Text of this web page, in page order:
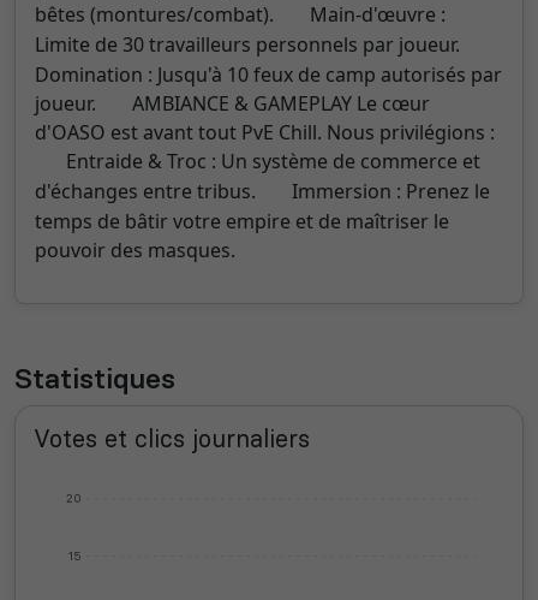
bêtes (montures/combat).
Main-d'œuvre :
Limite de 30 travailleurs personnels par joueur.
Domination : Jusqu'à 10 feux de camp autorisés par
joueur.
AMBIANCE & GAMEPLAY Le cœur
d'OASO est avant tout PvE Chill. Nous privilégions :
Entraide & Troc : Un système de commerce et
d'échanges entre tribus.
Immersion : Prenez le
temps de bâtir votre empire et de maîtriser le
pouvoir des masques.
Statistiques
Votes et clics journaliers
15
20